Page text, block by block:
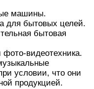
машины.
для бытовых целей.
бытовая
видеотехника.
условии, что они
продукцией.